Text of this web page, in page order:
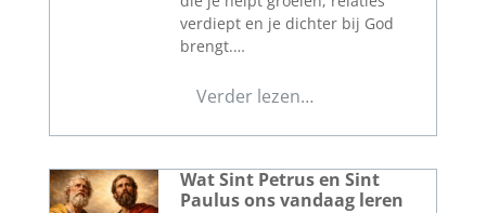
verdiept en je dichter bij God
brengt.…
Verder lezen…
Wat Sint Petrus en Sint
Paulus ons vandaag leren